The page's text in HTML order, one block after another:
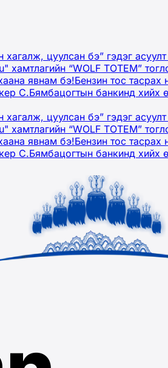
цуулсан бэ” гэдэг
хамтлагийн “WOLF TOTEM”
явнам бэ!Бензин тос
С.Бямбацогтын банкинд хийх
цуулсан бэ” гэдэг
хамтлагийн “WOLF TOTEM”
явнам бэ!Бензин тос
С.Бямбацогтын банкинд хийх